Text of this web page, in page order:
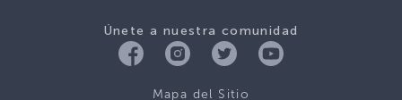
Únete a nuestra comunidad
Mapa del Sitio